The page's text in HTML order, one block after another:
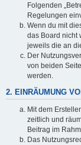
Folgenden
Regelungen
Wenn du mit
das Board nicht
jeweils die an
Der
von beiden
werden.
2. EINRÄUMUNG
Mit dem
zeitlich und
Beitrag im
Das